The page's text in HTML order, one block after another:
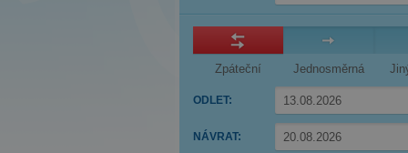
Zpáteční Jednosměrná
ODLET:
NÁVRAT:
the